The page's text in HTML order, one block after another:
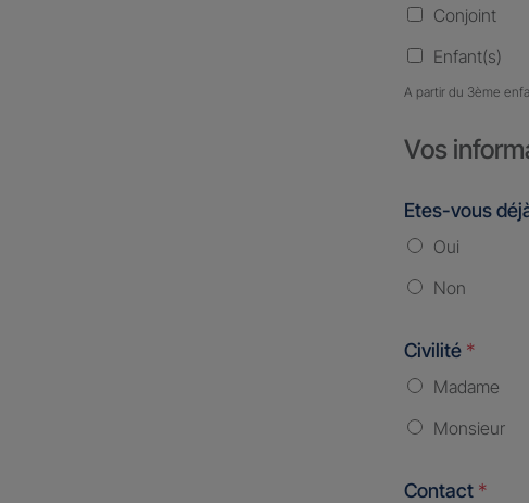
Conjoint
Enfant(s)
A partir du 3ème
Vos
Etes-vous
Oui
Non
Civilité *
Madame
Monsieur
Contact *